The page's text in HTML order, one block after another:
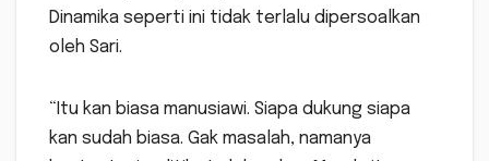
Dinamika seperti ini tidak terlalu dipersoalkan
oleh Sari.
“Itu kan biasa manusiawi. Siapa dukung siapa
kan sudah biasa. Gak masalah, namanya